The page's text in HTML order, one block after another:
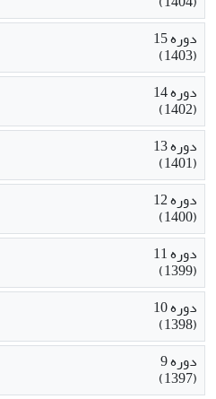
دوره 15
(1403)
دوره 14
(1402)
دوره 13
(1401)
دوره 12
(1400)
دوره 11
(1399)
دوره 10
(1398)
دوره 9
(1397)